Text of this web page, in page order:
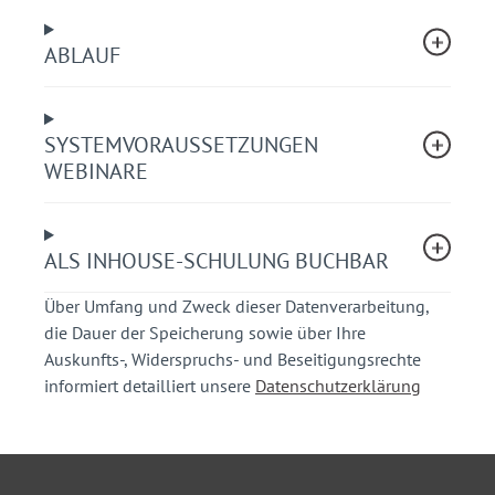
Modul 4
Vorstellung von regel-, sonder- und
anlassbezogenen Verkehrsschauen mit
Beispielen aus der Praxis
Ihr Nutzen
Verkehrsschau-Arten.
Sie lernen, das passende Instrument für Ihre
Aufgaben auszuwählen.
ABLAUF
SYSTEMVORAUSSETZUNGEN
WEBINARE
ALS INHOUSE-SCHULUNG BUCHBAR
Über Umfang und Zweck dieser Datenverarbeitung,
die Dauer der Speicherung sowie über Ihre
Auskunfts-, Widerspruchs- und Beseitigungsrechte
informiert detailliert unsere Datenschutzerklärung